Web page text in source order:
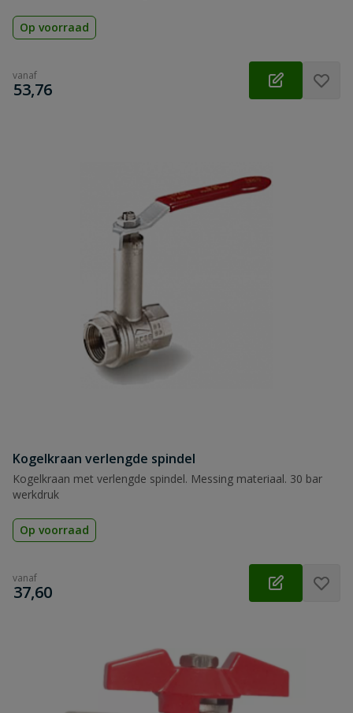
Op voorraad
vanaf
€
53,76
Kogelkraan verlengde spindel
Kogelkraan met verlengde spindel. Messing materiaal. 30 bar
werkdruk
Op voorraad
vanaf
€
37,60